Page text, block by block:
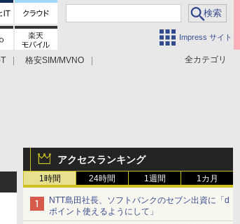
Impress サイト
全カテゴリ
格安SIM/MVNO
アクセスランキング
1時間 24時間 1週間 1カ月
NTT島田社長、ソフトバンクのセブン出資に「d
ポイント使えるようにして」